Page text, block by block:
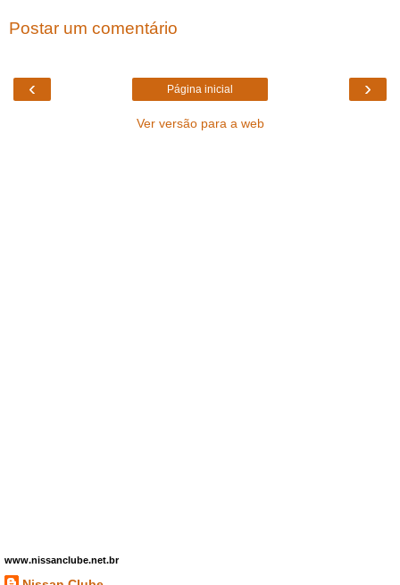
Postar um comentário
‹ ›
Página inicial
Ver versão para a web
www.nissanclube.net.br